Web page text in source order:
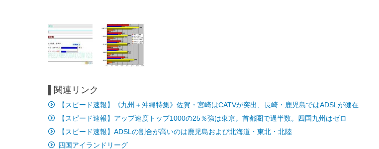
[EdoErgo] オフィスチェア 椅
子 テレワーク 疲れない 跳ね
上げ式アームレスト コンパク
ト 約105度ロッキング pc 事務
椅子 360度回転 座面昇降 強化
ッシュ 在宅ワーク H-
￥5,699
SIHOO B100 オフィスチェア
／デスクチェア メッシュチェ
ア 人間工学 疲れない ブラッ
ク
￥27,999
Sezlife オフィスチェア デスク
チェア 疲れない テレワーク
チェア 強化バックレスト 30
度ロッキング機能 人間工学 椅
子 腰サポート 90度跳ね上げ
￥7,680
Sezlife オフィスチェア デスク
チェア 疲れない テレワーク
チェア 強化バックレスト 30度
ロッキング機能 人間工学 椅子
EIZO ビジネス向けプレミア
ムモニター | FlexScan
UHD・USB Type-C・ホワイ
￥105,595
ムモニター | FlexScan
EV2740X-WT | 27.0型4K
UHD・USB Type-C・ホワイ
￥109,572
ニター DualSense 充電フッ
￥49,979
E2724HS 27インチ 液晶モ
ニター フル
HD（1920×1080）VA 非光
沢 HDMI/DisplayPort/VGA
￥15,800
Amazonベーシック ペットシ
ーツ 薄型 レギュラー 1回使い
捨て 無香料 ホワイト 300枚
￥3,373
Amazonベーシック ペットシ
ーツ 厚型 ワイド 42枚x2袋(84
枚) ホワイト(吸収面:ライトブ
ルー)
￥3,234
ネオ・ルーライフ ネオ・オム
ツ L 中型犬用 26枚入り 単品
￥1,800
Smart Basic(スマートベーシ
ック) 【Amazon.co.jp限定】
Smart Basic アイリスオーヤマ
ペットシーツ 超厚型 お徳用
関連リンク
【スピード速報】《九州＋沖縄特集》佐賀・宮崎はCATVが突出、長崎・鹿児島ではADSLが健在
【スピード速報】アップ速度トップ1000の25％強は東京。首都圏で過半数。四国九州はゼロ
【スピード速報】ADSLの割合が高いのは鹿児島および北海道・東北・北陸
四国アイランドリーグ